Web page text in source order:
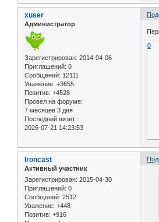
xuser
Администратор
Зарегистрирован: 2014-04-06
Приглашений: 0
Сообщений: 12111
Уважение: +3655
Позитив: +4528
Провел на форуме:
7 месяцев 3 дня
Последний визит:
2026-07-21 14:23:53
0
Ironcast
Активный участник
Зарегистрирован: 2015-04-30
Приглашений: 0
Сообщений: 2512
Уважение: +448
Позитив: +916